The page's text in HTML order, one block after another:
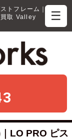
☰
トフレーム｜
取 Valley
LO PRO ピス